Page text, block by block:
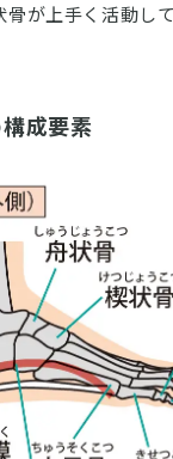
骨が上手く活動し
成要素